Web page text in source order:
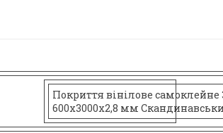
Покриття вінілове самоклейне
600х3000х2,8 мм